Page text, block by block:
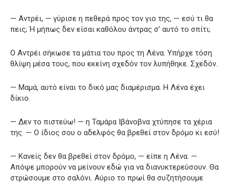
— Αντρέι, — γύρισε η πεθερά προς τον γιο της, — εσύ τι θα
πεις; Ή μήπως δεν είσαι καθόλου άντρας σ’ αυτό το σπίτι;
Ο Αντρέι σήκωσε τα μάτια του προς τη Λένα. Υπήρχε τόση
θλίψη μέσα τους, που εκείνη σχεδόν τον λυπήθηκε. Σχεδόν.
— Μαμά, αυτό είναι το δικό μας διαμέρισμα. Η Λένα έχει
δίκιο.
— Δεν το πιστεύω! — η Ταμάρα Ιβάνοβνα χτύπησε τα χέρια
της. — Ο ίδιος σου ο αδελφός θα βρεθεί στον δρόμο κι εσύ!
— Κανείς δεν θα βρεθεί στον δρόμο, — είπε η Λένα. —
Απόψε μπορούν να μείνουν εδώ για να διανυκτερεύσουν. Θα
στρώσουμε στο σαλόνι. Αύριο το πρωί θα συζητήσουμε